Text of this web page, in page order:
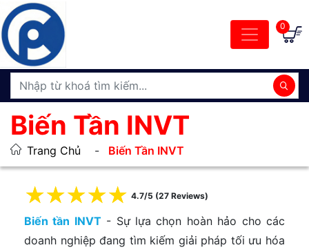
0
Biến Tần INVT
Trang Chủ Biến Tần INVT
☆
☆
☆
☆
☆ 4.7/5 (27 Reviews)
Biến tần INVT- Sự lựa chọn hoàn hảo cho các
doanh nghiệp đang tìm kiếm giải pháp tối ưu hóa